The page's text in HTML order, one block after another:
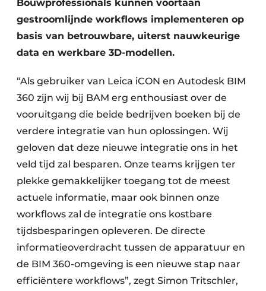
Bouwprofessionals kunnen voortaan
gestroomlijnde workflows implementeren op
basis van betrouwbare, uiterst nauwkeurige
data en werkbare 3D-modellen.
“Als gebruiker van Leica iCON en Autodesk BIM
360 zijn wij bij BAM erg enthousiast over de
vooruitgang die beide bedrijven boeken bij de
verdere integratie van hun oplossingen. Wij
geloven dat deze nieuwe integratie ons in het
veld tijd zal besparen. Onze teams krijgen ter
plekke gemakkelijker toegang tot de meest
actuele informatie, maar ook binnen onze
workflows zal de integratie ons kostbare
tijdsbesparingen opleveren. De directe
informatieoverdracht tussen de apparatuur en
de BIM 360-omgeving is een nieuwe stap naar
efficiëntere workflows”, zegt Simon Tritschler,